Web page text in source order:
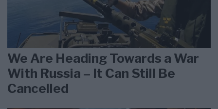
We Are Heading Towards a War
With Russia – It Can Still Be
Cancelled